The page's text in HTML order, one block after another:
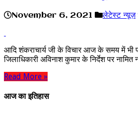
November 6, 2021 लेटेस्ट न्यूज़
आदि शंकराचार्य जी के विचार आज के समय में भी
जिलाधिकारी अविनाश कुमार के निर्देश पर
Read More »
आज का इतिहास